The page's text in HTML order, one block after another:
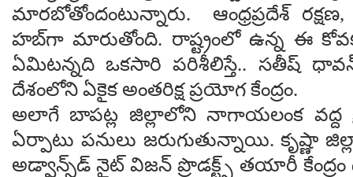
మారబోతోందంటున్నారు. ఆంధ్రప్రదేశ్ రక్షణ,
హబ్‌గా మారుతోంది. రాష్ట్రంలో ఉన్న ఈ
ఏమిటన్నది ఒకసారి పరిశీలిస్తే.. సతీష్
దేశంలోని ఏకైక అంతరిక్ష ప్రయోగ కేంద్రం.
అలాగే బాపట్ల జిల్లాలోని నాగాయలంక వద్ద
ఏర్పాటు పనులు జరుగుతున్నాయి. కృష్ణా
అడ్వాన్స్‌డ్ నైట్ విజన్ ప్రొడక్ట్స్ తయారీ కేంద్రం